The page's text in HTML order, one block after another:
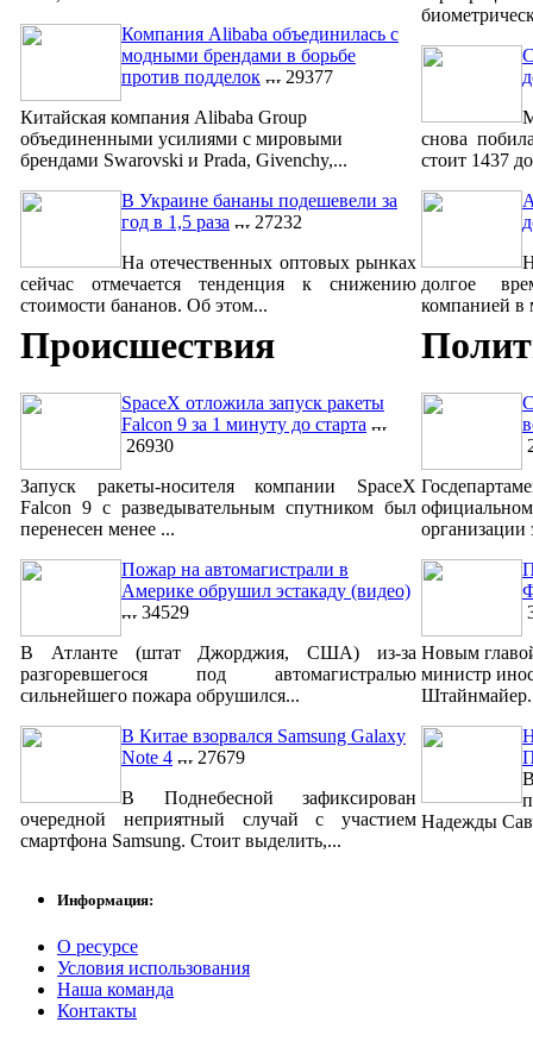
Компания Alibaba объединилась с
модными брендами в борьбе
против подделок
29377
Китайская компания Alibaba Group
объединенными усилиями с мировыми
брендами Swarovski и Prada, Givenchy,...
В Украине бананы подешевели за
год в 1,5 раза
27232
На отечественных оптовых рынках
сейчас отмечается тенденция к снижению
стоимости бананов. Об этом...
снова
стоит 1437
долгое
компанией в
Происшествия
SpaceX отложила запуск ракеты
Falcon 9 за 1 минуту до старта
26930
Запуск ракеты-носителя компании SpaceX
Falcon 9 с разведывательным спутником был
перенесен менее ...
Пожар на автомагистрали в
Америке обрушил эстакаду (видео)
34529
В Атланте (штат Джорджия, США) из-за
разгоревшегося под автомагистралью
сильнейшего пожара обрушился...
В Китае взорвался Samsung Galaxy
Note 4
27679
В Поднебесной зафиксирован
очередной неприятный случай с участием
смартфона Samsung. Стоит выделить,...
организации
Новым
министр
Надежды
Информация:
О ресурсе
Условия использования
Наша команда
Контакты